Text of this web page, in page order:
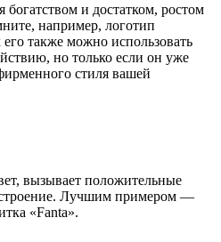
богатством и достатком, ростом
например, логотип
также можно использовать
но только если он уже
стиля вашей
вызывает положительные
Лучшим примером —
«Fanta».